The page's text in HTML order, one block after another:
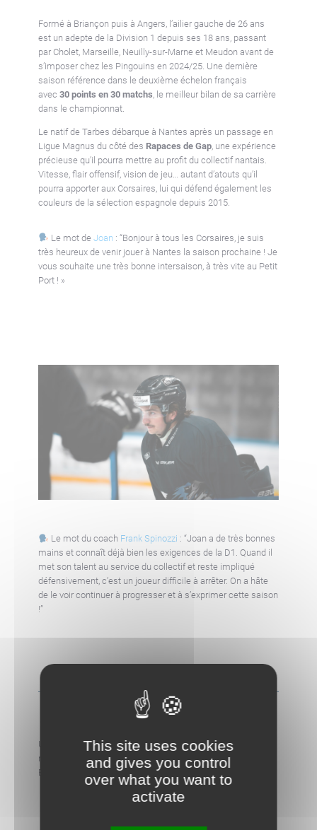
Formé à Briançon puis à Angers, l’ailier gauche de 26 ans
est un adepte de la Division 1 depuis ses 18 ans, passant
par Cholet, Marseille, Neuilly-sur-Marne et Meudon avant de
s’imposer chez les Pingouins en 2024/25. Une dernière
saison référence dans le deuxième échelon français
avec 30 points en 30 matchs , le meilleur bilan de sa carrière
dans le championnat.
Le natif de Tarbes débarque à Nantes après un passage en
Ligue Magnus du côté des Rapaces de Gap, une expérience
précieuse qu’il pourra mettre au profit du collectif nantais.
Vitesse, flair offensif, vision de jeu… autant d’atouts qu’il
pourra apporter aux Corsaires, lui qui défend également les
couleurs de la sélection espagnole depuis 2015.
Le mot de Joan : “Bonjour à tous les Corsaires, je suis
très heureux de venir jouer à Nantes la saison prochaine ! Je
vous souhaite une très bonne intersaison, à très vite au Petit
Port ! »
Le mot du coach Frank Spinozzi : “Joan a de très bonnes
mains et connaît déjà bien les exigences de la D1. Quand il
met son talent au service du collectif et reste impliqué
défensivement, c’est un joueur difficile à arrêter. On a hâte
de le voir continuer à progresser et à s’exprimer cette saison
!”
Un profil offensif et mobile pour dynamiser l’attaque
nantaise.
Bienvenue à bord Joan, à très vite au Petit Port !
This site uses cookies
and gives you control
over what you want to
activate